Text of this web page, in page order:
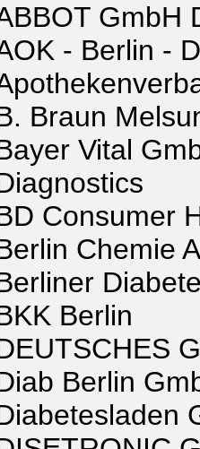
GmbH
- Berlin -
Braun
Vital
Consumer
Chemie
Berlin
Berlin